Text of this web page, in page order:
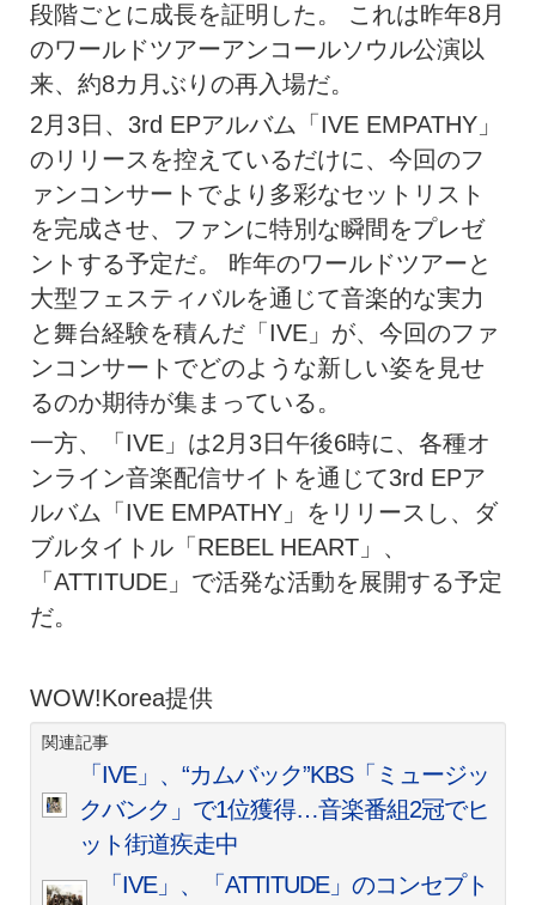
段階ごとに成長を証明した。 これは昨年8月
のワールドツアーアンコールソウル公演以
来、約8カ月ぶりの再入場だ。
2月3日、3rd EPアルバム「IVE EMPATHY」
のリリースを控えているだけに、今回のフ
ァンコンサートでより多彩なセットリスト
を完成させ、ファンに特別な瞬間をプレゼ
ントする予定だ。 昨年のワールドツアーと
大型フェスティバルを通じて音楽的な実力
と舞台経験を積んだ「IVE」が、今回のファ
ンコンサートでどのような新しい姿を見せ
るのか期待が集まっている。
一方、「IVE」は2月3日午後6時に、各種オ
ンライン音楽配信サイトを通じて3rd EPア
ルバム「IVE EMPATHY」をリリースし、ダ
ブルタイトル「REBEL HEART」、
「ATTITUDE」で活発な活動を展開する予定
だ。
WOW!Korea提供
関連記事
「IVE」、“カムバック”KBS「ミュージッ
クバンク」で1位獲得…音楽番組2冠でヒ
ット街道疾走中
「IVE」、「ATTITUDE」のコンセプト